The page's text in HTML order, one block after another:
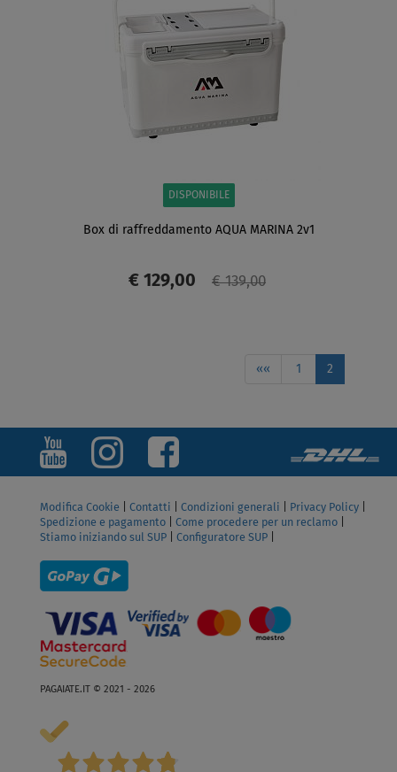
DISPONIBILE
Box di raffreddamento AQUA MARINA 2v1
€ 129,00 € 139,00
««
1 2
Modifica Cookie Contatti Condizioni generali Privacy Policy
Spedizione e pagamento
Come procedere per un reclamo
Stiamo iniziando sul SUP
Configuratore SUP
PAGAIATE.IT © 2021 - 2026